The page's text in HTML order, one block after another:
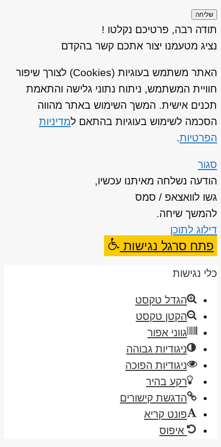
שליחה
תודה רבה, פרטיכם נקלטו !
נציג מטעמנו יצור אתכם קשר בהקדם
האתר משתמש בעוגיות (Cookies) לצורך שיפור
חוויית המשתמש, ניתוח נתוני גלישה והתאמת
תכנים אישית. המשך השימוש באתר מהווה
הסכמה לשימוש בעוגיות בהתאם למדיניות
הפרטיות.
סגור
הודעה נשלחה מאיתנו עכשיו,
גשו לוואצאפ / סמס
להמשך שיחה.
דילוג לתוכן
פתח סרגל נגישות
כלי נגישות
הגדל טקסט
הקטן טקסט
גווני אפור
ניגודיות גבוהה
ניגודיות הפוכה
רקע בהיר
הדגשת קישורים
פונט קריא
איפוס